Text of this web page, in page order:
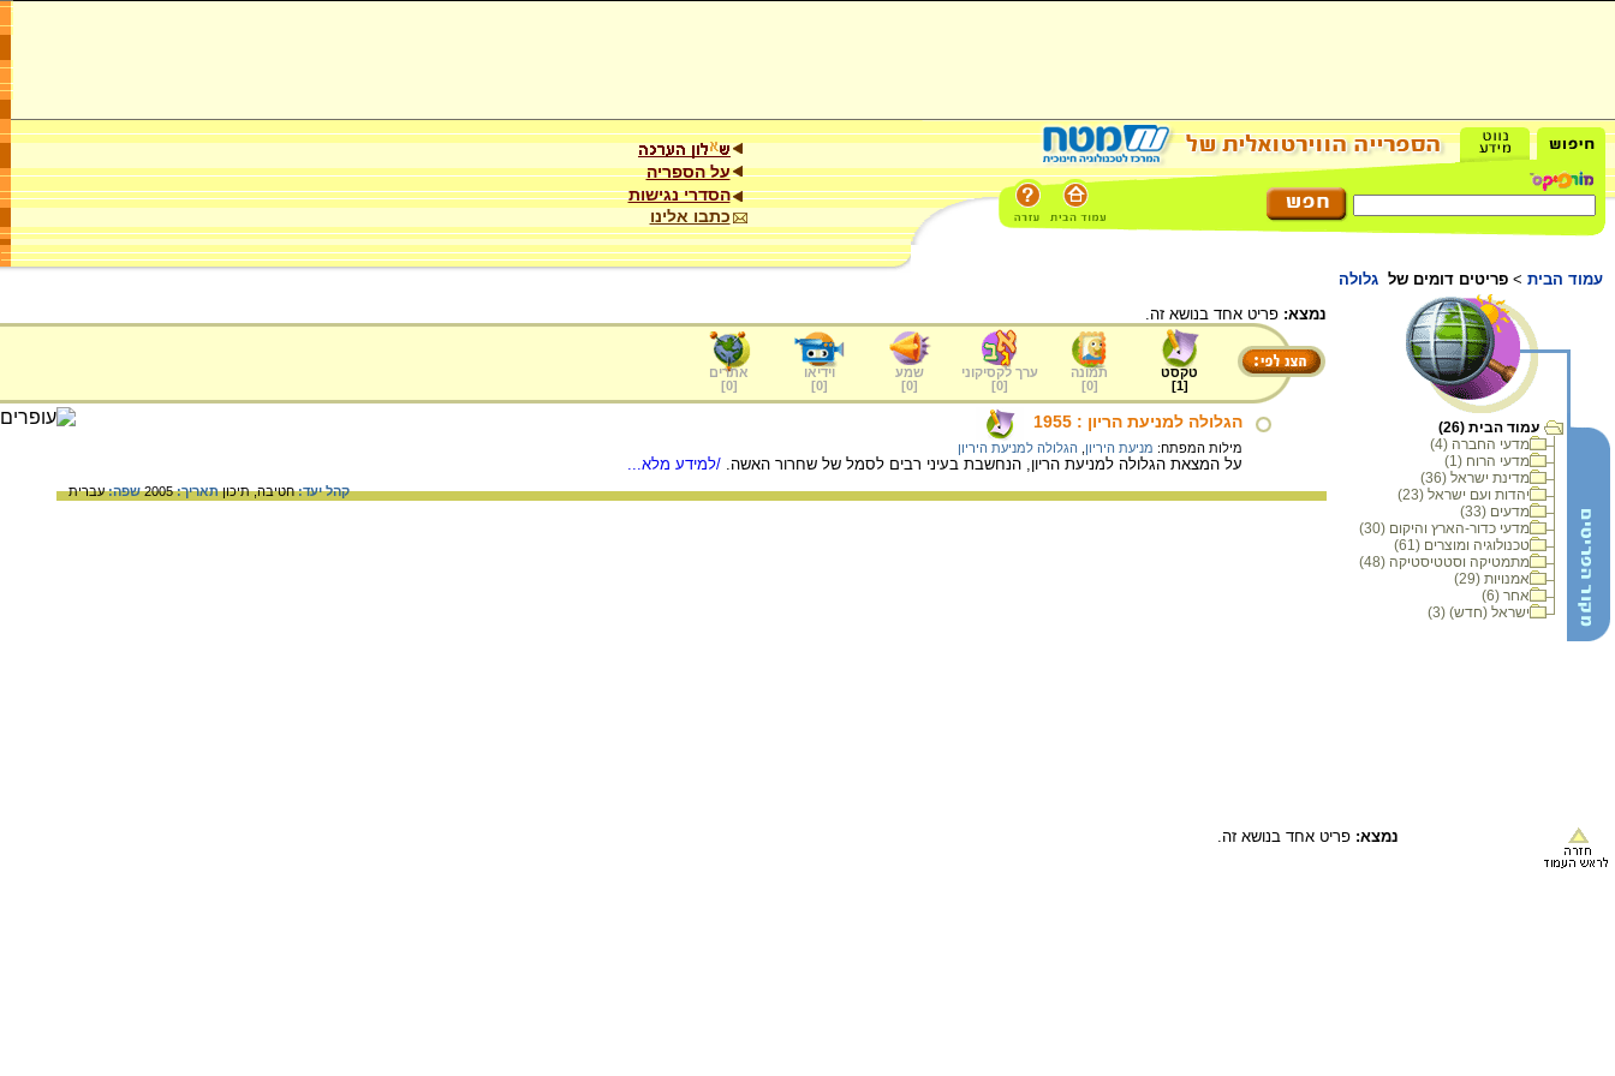
על הספריה
הסדרי נגישות
כתבו אלינו
עמוד הבית > פריטים דומים של גלולה
עמוד הבית (26)
מדעי החברה (4)
מדעי הרוח (1)
מדינת ישראל (36)
יהדות ועם ישראל (23)
מדעים (33)
מדעי כדור-הארץ והיקום (30)
טכנולוגיה ומוצרים (61)
מתמטיקה וסטטיסטיקה (48)
אמנויות (29)
אחר (6)
ישראל (חדש) (3)
נמצא: פריט אחד בנושא זה.
טקסט
[
1
]
תמונה
[
0
]
ערך לקסיקוני
[
0
]
שמע
[
0
]
וידיאו
[
0
]
אתרים
[
0
]
הגלולה למניעת הריון : 1955
מילות המפתח: מניעת היריון הגלולה למניעת היריון
על המצאת הגלולה למניעת הריון, הנחשבת בעיני רבים לסמל של שחרור האשה. /למידע מלא...
קהל יעד:חטיבה,תיכוןתאריך:2005 שפה:עברית
נמצא: פריט אחד בנושא זה.